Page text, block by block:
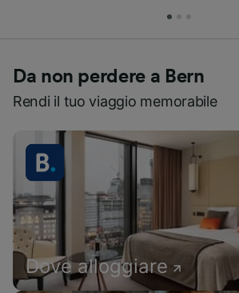
Da non perdere a Bern
Rendi il tuo viaggio memorabile
Dove alloggiare